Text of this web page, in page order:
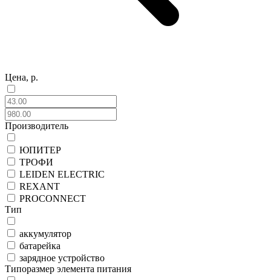
Цена, р.
Производитель
ЮПИТЕР
ТРОФИ
LEIDEN ELECTRIC
REXANT
PROCONNECT
Тип
аккумулятор
батарейка
зарядное устройство
Типоразмер элемента питания